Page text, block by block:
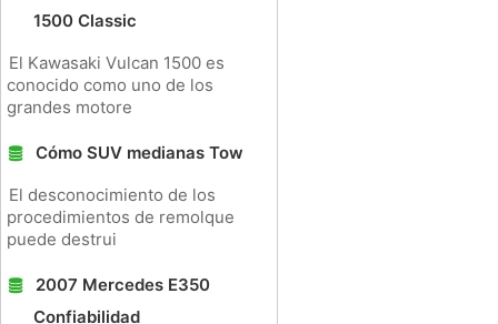
1500 Classic
El Kawasaki Vulcan 1500 es
conocido como uno de los
grandes motore
Cómo SUV medianas Tow
El desconocimiento de los
procedimientos de remolque
puede destrui
2007 Mercedes E350
Confiabilidad